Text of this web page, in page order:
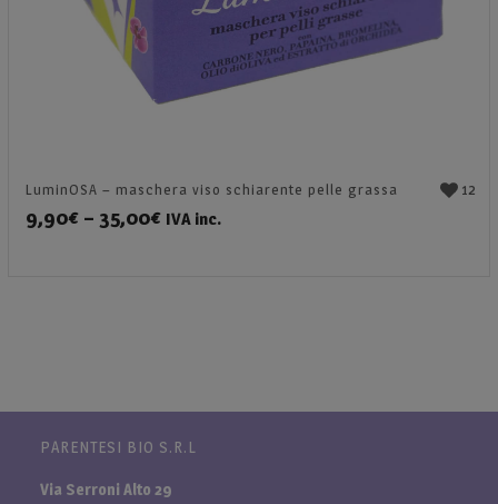
12
LuminOSA – maschera viso schiarente pelle grassa
9,90€ – 35,00€ IVA inc.
PARENTESI BIO S.R.L
Via Serroni Alto 29